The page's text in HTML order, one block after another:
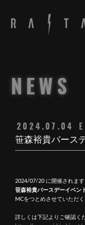
NEWS
2024.07.04
笹森裕貴バー
2024/07/20 に開催されます
笹森裕貴バースデーイベ
MCをつとめさせていただ
詳しくは下記よりご確認く